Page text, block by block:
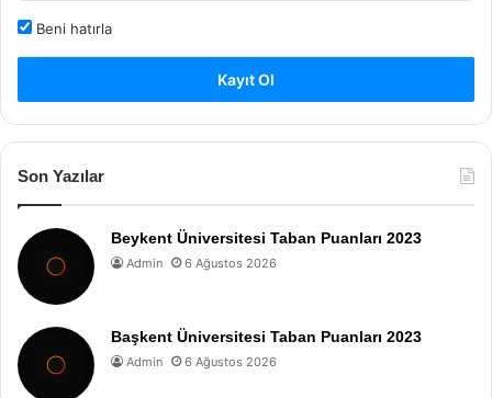
Beni hatırla
Kayıt Ol
Son Yazılar
Beykent Üniversitesi Taban Puanları 2023
Admin 6 Ağustos 2026
Başkent Üniversitesi Taban Puanları 2023
Admin 6 Ağustos 2026